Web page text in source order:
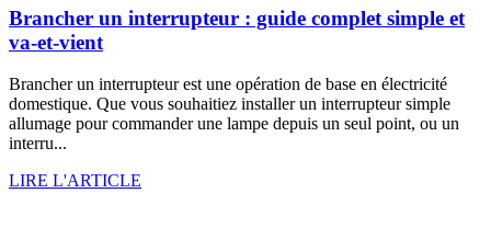
Brancher un interrupteur : guide complet simple et
va-et-vient
Brancher un interrupteur est une opération de base en électricité
domestique. Que vous souhaitiez installer un interrupteur simple
allumage pour commander une lampe depuis un seul point, ou un
interru...
LIRE L'ARTICLE